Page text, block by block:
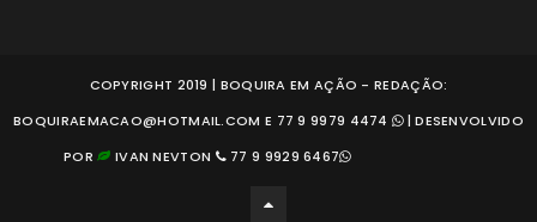
COPYRIGHT 2019 | BOQUIRA EM AÇÃO - REDAÇÃO:
BOQUIRAEMACAO@HOTMAIL.COM E 77 9 9979 4474 | DESENVOLVIDO
POR
IVAN NEVTON 77 9 9929 6467